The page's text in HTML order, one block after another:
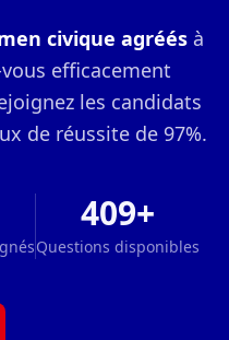
civique agréés à
efficacement
les candidats
de réussite de 97%.
409+
Questions disponibles